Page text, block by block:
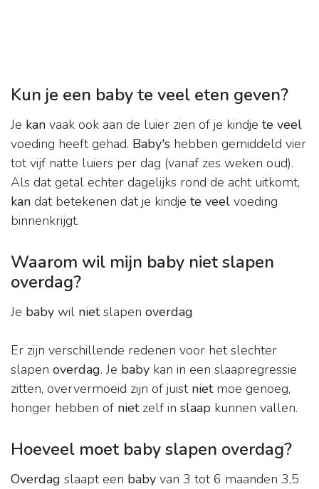
Kun je een baby te veel eten geven?
Je kan vaak ook aan de luier zien of je kindje te veel
voeding heeft gehad. Baby's hebben gemiddeld vier
tot vijf natte luiers per dag (vanaf zes weken oud).
Als dat getal echter dagelijks rond de acht uitkomt,
kan dat betekenen dat je kindje te veel voeding
binnenkrijgt.
Waarom wil mijn baby niet slapen
overdag?
Je baby wil nietslapen overdag
Er zijn verschillende redenen voor het slechter
slapen overdag. Je baby kan in een slaapregressie
zitten, oververmoeid zijn of juist nietmoe genoeg,
honger hebben of nietzelf in slaap kunnen vallen.
Hoeveel moet baby slapen overdag?
Overdag slaapt een baby van 3 tot 6 maanden 3,5